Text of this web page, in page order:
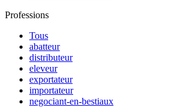
Professions
Tous
abatteur
distributeur
eleveur
exportateur
importateur
negociant-en-bestiaux